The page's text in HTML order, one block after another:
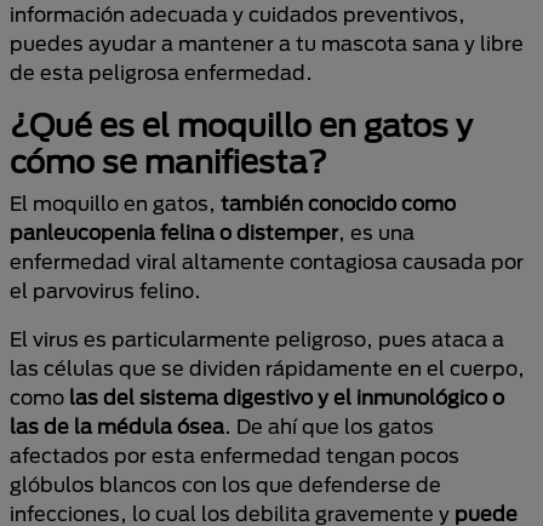
información adecuada y cuidados preventivos,
puedes ayudar a mantener a tu mascota sana y libre
de esta peligrosa enfermedad.
¿Qué es el moquillo en gatos y
cómo se manifiesta?
El moquillo en gatos, también conocido como
panleucopenia felina o distemper, es una
enfermedad viral altamente contagiosa causada por
el parvovirus felino.
El virus es particularmente peligroso, pues ataca a
las células que se dividen rápidamente en el cuerpo,
como las del sistema digestivo y el inmunológico o
las de la médula ósea. De ahí que los gatos
afectados por esta enfermedad tengan pocos
glóbulos blancos con los que defenderse de
infecciones, lo cual los debilita gravemente y puede